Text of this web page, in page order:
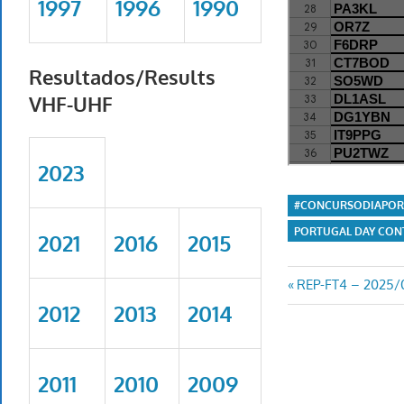
PORTUGAL DAY
Previous
Post:
REP-FT4 –
1997 1996 1990
Resultados/Results
VHF-UHF
2023
2021 2016 2015
2012 2013 2014
2011 2010 2009